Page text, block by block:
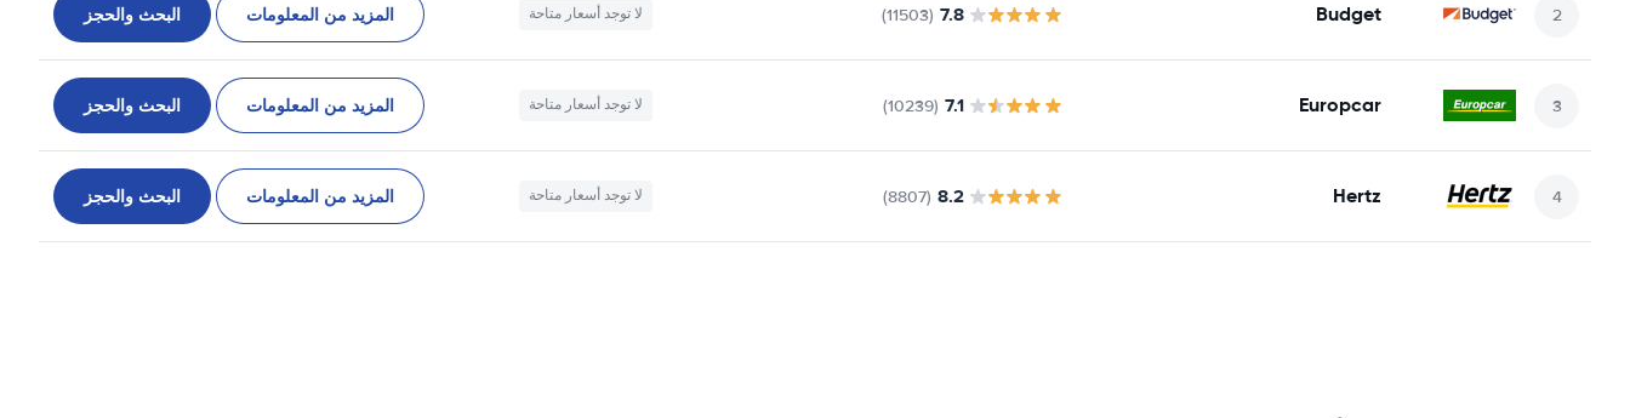
Budget
7.8
(11503) لا توجد أسعار متاحة المزيد من المعلومات البحث والحجز
Europcar
7.1
(10239) لا توجد أسعار متاحة المزيد من المعلومات البحث والحجز
Hertz
8.2
(8807) لا توجد أسعار متاحة المزيد من المعلومات البحث والحجز